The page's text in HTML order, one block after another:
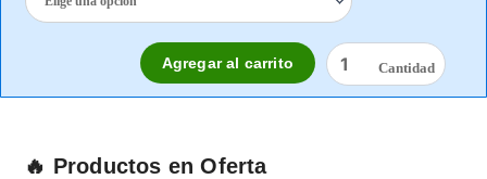
CONCENTRADO
Agregar al carrito
🔥 Productos en Oferta